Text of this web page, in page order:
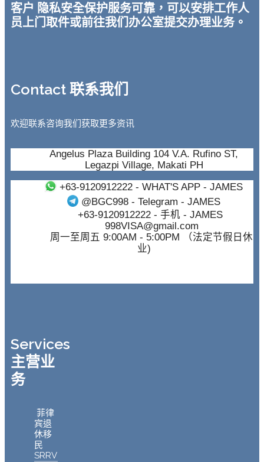
客户 隐私安全保护服务可靠，可以安排工作人
员上门取件或前往我们办公室提交办理业务。
Contact 联系我们
欢迎联系咨询我们获取更多资讯
Angelus Plaza Building 104 V.A. Rufino ST,
Legazpi Village, Makati PH
+63-9120912222- WHAT'S APP - JAMES
@BGC998 - Telegram - JAMES
+63-9120912222- 手机 - JAMES
998VISA@gmail.com
周一至周五 9:00AM - 5:00PM （法定节假日休
业)
Services
主营业
务
菲律
宾退
休移
民
SRRV